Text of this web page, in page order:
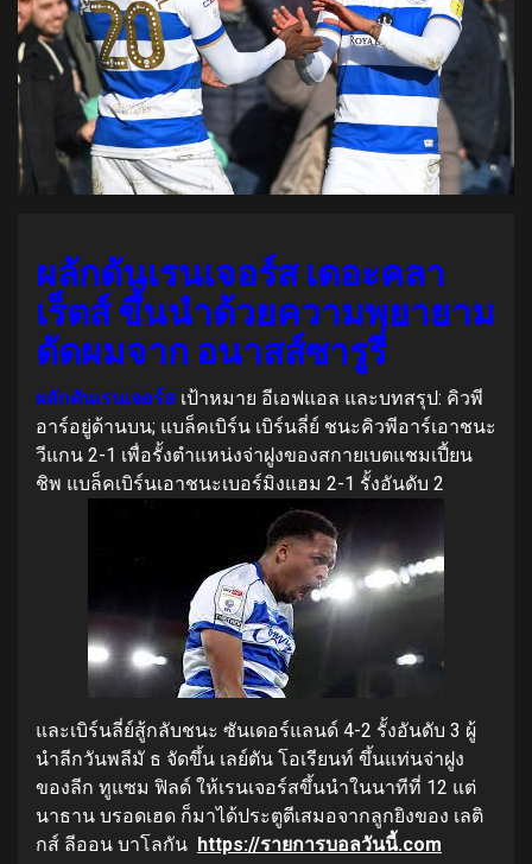
ผลักดันเรนเจอร์ส เดอะคลา
เร็ตส์ ขึ้นนําด้วยความพยายาม
ดัดผมจาก อนาสส์ซารูรี่
ผลักดันเรนเจอร์ส เป้าหมาย อีเอฟแอล และบทสรุป: คิวพี
อาร์อยู่ด้านบน; แบล็คเบิร์น เบิร์นลี่ย์ ชนะคิวพีอาร์เอาชนะ
วีแกน 2-1 เพื่อรั้งตําแหน่งจ่าฝูงของสกายเบตแชมเปี้ยน
ชิพ แบล็คเบิร์นเอาชนะเบอร์มิงแฮม 2-1 รั้งอันดับ 2
และเบิร์นลี่ย์สู้กลับชนะ ซันเดอร์แลนด์ 4-2 รั้งอันดับ 3 ผู้
นําลีกวันพลีมั ธ จัดขึ้น เลย์ตัน โอเรียนท์ ขึ้นแท่นจ่าฝูง
ของลีก ทูแซม ฟิลด์ ให้เรนเจอร์สขึ้นนําในนาทีที่ 12 แต่
นาธาน บรอดเฮด ก็มาได้ประตูตีเสมอจากลูกยิงของ เลติ
กส์ ลีออน บาโลกัน https://รายการบอลวันนี้.com